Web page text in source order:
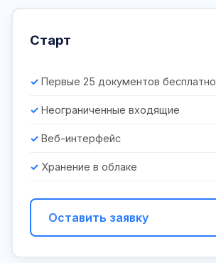
Старт
Первые 25 документов бесплатно
Неограниченные входящие
Веб-интерфейс
Хранение в облаке
Оставить заявку